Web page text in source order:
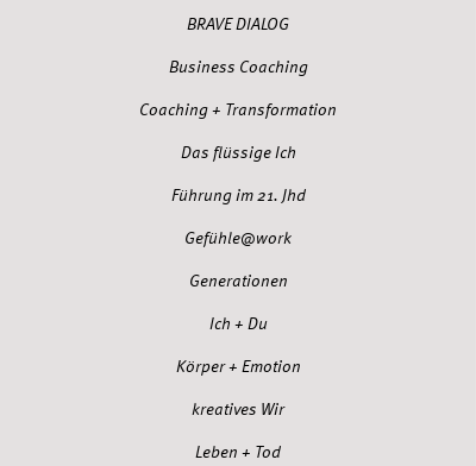
BRAVE DIALOG
Business Coaching
Coaching + Transformation
Das flüssige Ich
Führung im 21. Jhd
Gefühle@work
Generationen
Ich + Du
Körper + Emotion
kreatives Wir
Leben + Tod